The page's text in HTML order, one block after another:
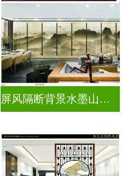
屏风隔断背景水墨山水画玻璃